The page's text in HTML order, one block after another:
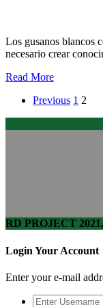
Los gusanos blancos
necesario crear
Read More
Previous 1 2
RD PROJECT
Login Your Account
Enter your e-mail